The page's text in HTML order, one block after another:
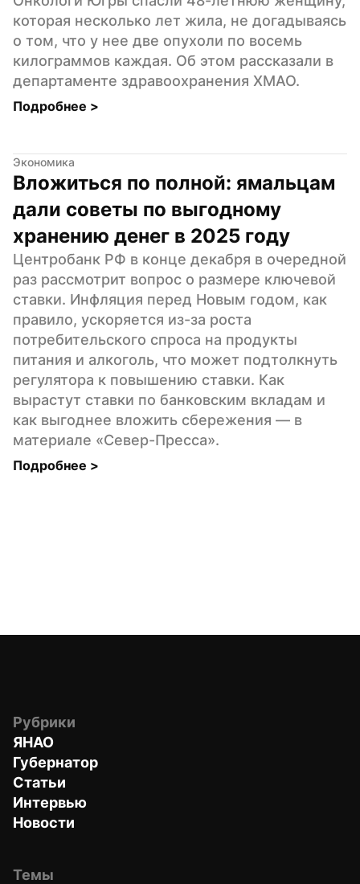
которая несколько лет жила, не догадываясь
о том, что у нее две опухоли по восемь
килограммов каждая. Об этом рассказали в
департаменте здравоохранения ХМАО.
Подробнее >
Экономика
Вложиться по полной: ямальцам
дали советы по выгодному
хранению денег в 2025 году
Центробанк РФ в конце декабря в очередной
раз рассмотрит вопрос о размере ключевой
ставки. Инфляция перед Новым годом, как
правило, ускоряется из-за роста
потребительского спроса на продукты
питания и алкоголь, что может подтолкнуть
регулятора к повышению ставки. Как
вырастут ставки по банковским вкладам и
как выгоднее вложить сбережения — в
материале «Север-Пресса».
Подробнее >
Рубрики
ЯНАО
Губернатор
Статьи
Интервью
Новости
Темы